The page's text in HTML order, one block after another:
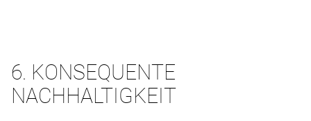
6. KONSEQUENTE
NACHHALTIGKEIT